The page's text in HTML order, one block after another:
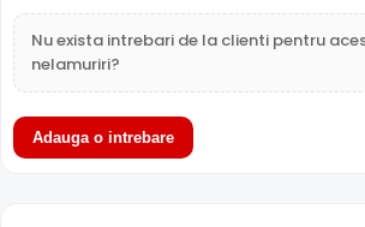
Nu exista intrebari de la clienti pentru
nelamuriri?
Adauga o intrebare